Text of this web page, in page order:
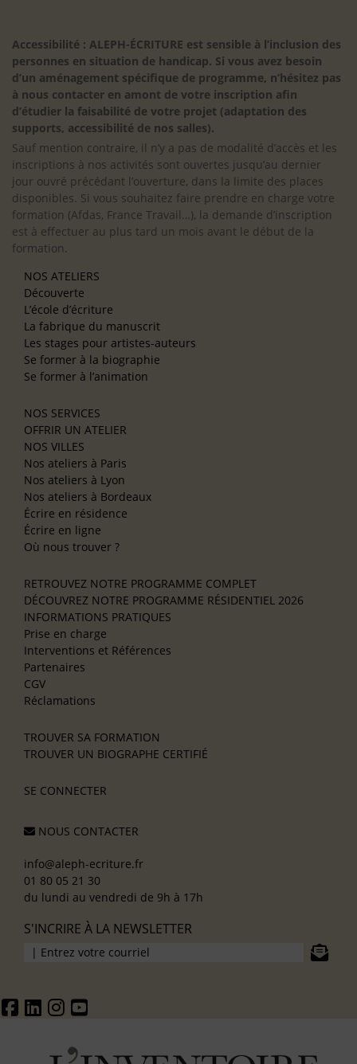
Accessibilité : ALEPH-ÉCRITURE est sensible à l’inclusion des
personnes en situation de handicap. Si vous avez besoin
d’un aménagement spécifique de programme, n’hésitez pas
à nous contacter en amont de votre inscription afin
d’étudier la faisabilité de votre projet (adaptation des
supports, accessibilité de nos salles).
Sauf mention contraire, il n’y a pas de modalité d’accès et les
inscriptions à nos activités sont ouvertes jusqu’au dernier
jour ouvré précédant l’ouverture, dans la limite des places
disponibles. Si vous souhaitez faire prendre en charge votre
formation (Afdas, France Travail…), la demande d’inscription
est à effectuer au plus tard un mois avant le début de la
formation.
NOS ATELIERS
Découverte
L’école d’écriture
La fabrique du manuscrit
Les stages pour artistes-auteurs
Se former à la biographie
Se former à l’animation
NOS SERVICES
OFFRIR UN ATELIER
NOS VILLES
Nos ateliers à Paris
Nos ateliers à Lyon
Nos ateliers à Bordeaux
Écrire en résidence
Écrire en ligne
Où nous trouver ?
RETROUVEZ NOTRE PROGRAMME COMPLET
DÉCOUVREZ NOTRE PROGRAMME RÉSIDENTIEL 2026
INFORMATIONS PRATIQUES
Prise en charge
Interventions et Références
Partenaires
CGV
Réclamations
TROUVER SA FORMATION
TROUVER UN BIOGRAPHE CERTIFIÉ
SE CONNECTER
NOUS CONTACTER
info@aleph-ecriture.fr
01 80 05 21 30
du lundi au vendredi de 9h à 17h
S'INCRIRE À LA NEWSLETTER